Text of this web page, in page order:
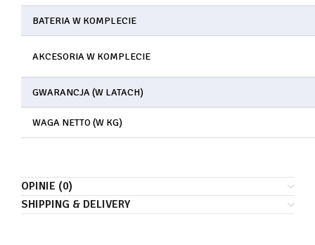
BATERIA W KOMPLECIE
AKCESORIA W KOMPLECIE
GWARANCJA (W LATACH)
WAGA NETTO (W KG)
OPINIE (0)
SHIPPING & DELIVERY